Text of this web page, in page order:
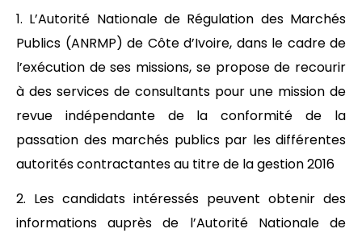
1. L’Autorité Nationale de Régulation des Marchés
Publics (ANRMP) de Côte d’Ivoire, dans le cadre de
l’exécution de ses missions, se propose de recourir
à des services de consultants pour une mission de
revue indépendante de la conformité de la
passation des marchés publics par les différentes
autorités contractantes au titre de la gestion 2016
2. Les candidats intéressés peuvent obtenir des
informations auprès de l’Autorité Nationale de